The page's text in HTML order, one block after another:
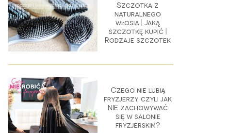
Szczotka z
naturalnego
włosia | Jaką
szczotkę kupić |
Rodzaje szczotek
Czego nie lubią
fryzjerzy, czyli jak
NIE zachowywać
się w salonie
fryzjerskim?